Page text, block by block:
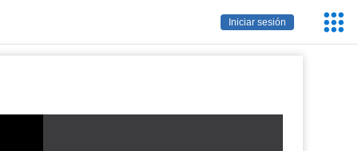
Iniciar sesión